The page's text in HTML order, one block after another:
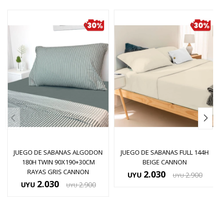
JUEGO DE SABANAS ALGODON
180H TWIN 90X190+30CM
RAYAS GRIS CANNON
UYU 2.030 UYU 2.900
JUEGO DE SABANAS FULL 144H
BEIGE CANNON
UYU 2.030 UYU 2.900